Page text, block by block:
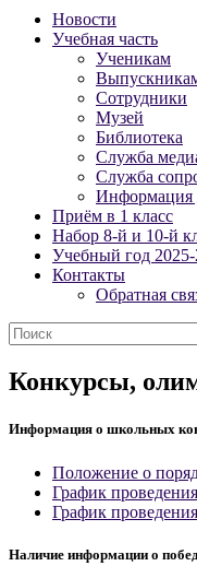
ГБОУ
СОШ
Кировского
Петербурга
Официальный
сайт
школы
Новости
Учебная часть
Ученикам
Сотрудники
Музей
Библиотека
Служба
Служба
Информация
Приём в 1 класс
Набор 8-й и 10-й
Учебный год 2025-
Контакты
Обратная
Конкурсы,
Информация о школьных
Положение о
График
График
Наличие информации о